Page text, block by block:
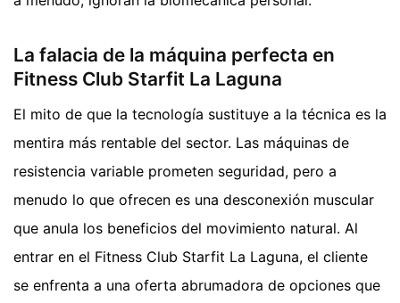
La falacia de la máquina perfecta en
Fitness Club Starfit La Laguna
El mito de que la tecnología sustituye a la técnica es la
mentira más rentable del sector. Las máquinas de
resistencia variable prometen seguridad, pero a
menudo lo que ofrecen es una desconexión muscular
que anula los beneficios del movimiento natural. Al
entrar en el Fitness Club Starfit La Laguna, el cliente
se enfrenta a una oferta abrumadora de opciones que